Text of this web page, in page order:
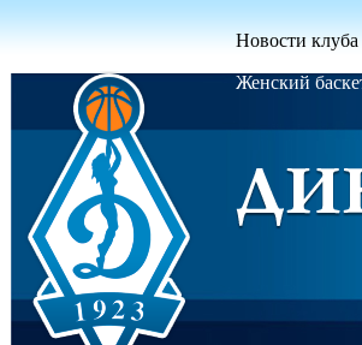
Новости клуба
Женский